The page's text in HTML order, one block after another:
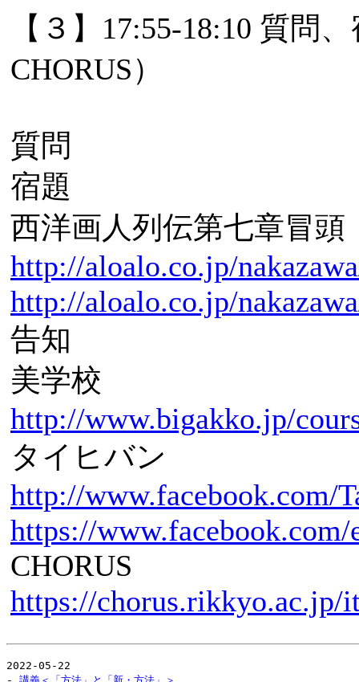
【３】17:55-18:10 質問
CHORUS）
質問
宿題
西洋画人列伝第七章冒頭
http://aloalo.co.jp/
http://aloalo.co.jp/
告知
美学校
http://www.bigakko.jp/
タイヒバン
http://www.facebook.com/
https://www.facebook.com/
CHORUS
https://chorus.rikkyo.ac.jp/
2022-05-22